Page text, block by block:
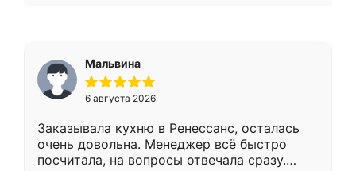
Мальвина
6 августа 2026
Заказывала кухню в Ренессанс, осталась
очень довольна. Менеджер всё быстро
посчитала, на вопросы отвечала сразу.